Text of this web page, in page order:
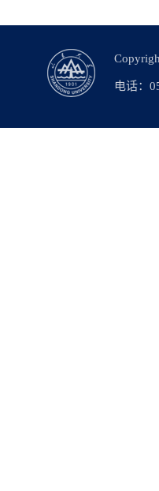
电话：